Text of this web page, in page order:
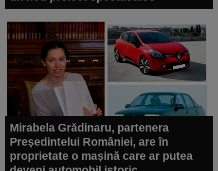
Mirabela Grădinaru, partenera
Președintelui României, are în
proprietate o mașină care ar putea